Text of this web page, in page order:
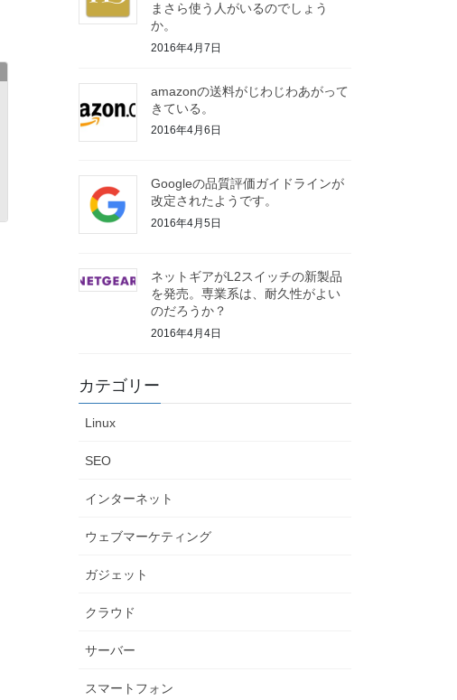
まさら使う人がいるのでしょう
か。
2016年4月7日
amazonの送料がじわじわあがって
きている。
2016年4月6日
Googleの品質評価ガイドラインが
改定されたようです。
2016年4月5日
ネットギアがL2スイッチの新製品
を発売。専業系は、耐久性がよい
のだろうか？
2016年4月4日
カテゴリー
Linux
SEO
インターネット
ウェブマーケティング
ガジェット
クラウド
サーバー
スマートフォン